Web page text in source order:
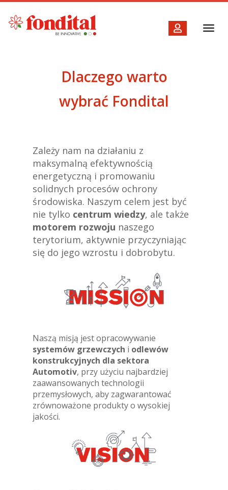
Dlaczego warto
wybrać Fondital
Zależy nam na działaniu z
maksymalną efektywnością
energetyczną i promowaniu
solidnych procesów ochrony
środowiska. Naszym celem jest być
nie tylko centrum wiedzy, ale także
motorem rozwoju naszego
terytorium, aktywnie przyczyniając
się do jego wzrostu i dobrobytu.
Naszą misją jest opracowywanie
systemów grzewczych i odlewów
konstrukcyjnych dla sektora
Automotiv, przy użyciu najbardziej
zaawansowanych technologii
przemysłowych, aby zagwarantować
zrównoważone produkty o wysokiej
jakości.